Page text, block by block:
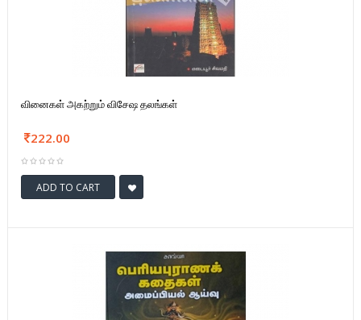
வினைகள் அகற்றும் விசேஷ தலங்கள்
222.00
ADD TO CART